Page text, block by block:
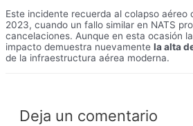
Este incidente recuerda al colapso aéreo
2023, cuando un fallo similar en NATS
cancelaciones. Aunque en esta ocasión
impacto demuestra nuevamente la alta
de la infraestructura aérea moderna.
Deja un comentario